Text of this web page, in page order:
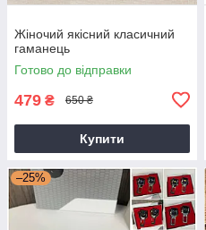
Жіночий якісний класичний
гаманець
Готово до відправки
479 ₴ 650 ₴
Купити
–25%